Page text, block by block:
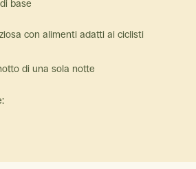
base
con alimenti adatti ai ciclisti
di una sola notte